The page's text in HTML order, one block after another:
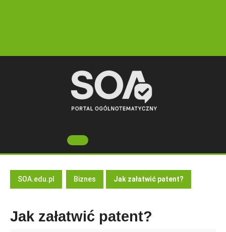
Open
Button
SOA.edu.pl Biznes Jak załatwić patent?
Jak załatwić patent?